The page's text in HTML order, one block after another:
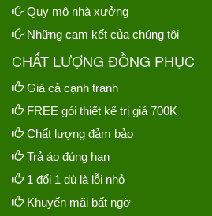
Quy mô nhà xưởng
Những cam kết của chúng tôi
CHẤT LƯỢNG ĐỒNG PHỤC
Giá cả cạnh tranh
FREE gói thiết kế trị giá 700K
Chất lượng đảm bảo
Trả áo đúng hạn
1 đổi 1 dù là lỗi nhỏ
Khuyến mãi bất ngờ